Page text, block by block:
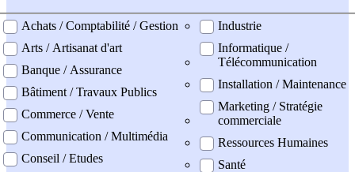
professionel
Achats / Comptabilité / Gestion
Arts / Artisanat d'art
Banque / Assurance
Bâtiment / Travaux Publics
Commerce / Vente
Communication / Multimédia
Conseil / Etudes
Industrie
Informatique /
Télécommunication
Installation / Maintenance
Marketing / Stratégie
commerciale
Ressources Humaines
Santé